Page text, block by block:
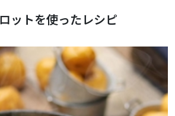
ットを使ったレシピ